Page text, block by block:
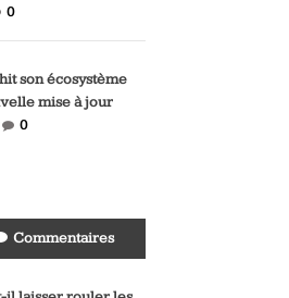
0
son écosystème
mise à jour
0
Commentaires